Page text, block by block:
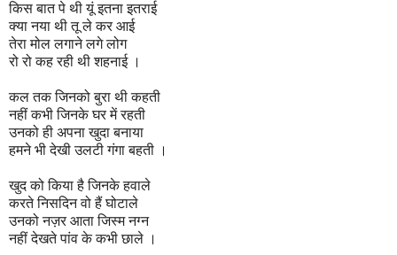
किस बात पे थी यूं इतना इतराई
क्या नया थी तू ले कर आई
तेरा मोल लगाने लगे लोग
रो रो कह रही थी शहनाई ।
कल तक जिनको बुरा थी कहती
नहीं कभी जिनके घर में रहती
उनको ही अपना खुदा बनाया
हमने भी देखी उलटी गंगा बहती ।
खुद को किया है जिनके हवाले
करते निसदिन वो हैं घोटाले
उनको नज़र आता जिस्म नग्न
नहीं देखते पांव के कभी छाले ।